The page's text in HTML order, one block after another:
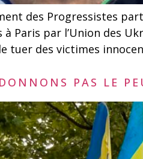
des Progressistes
à Paris par l’Union des
tuer des victimes
PAS LE